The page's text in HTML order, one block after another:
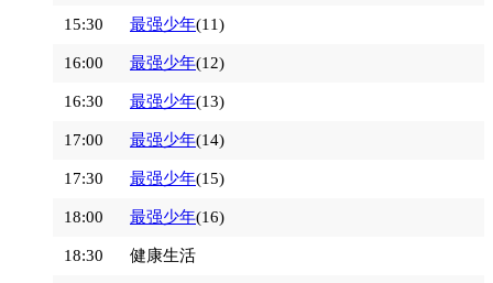
15:30 最强少年(11)
16:00 最强少年(12)
16:30 最强少年(13)
17:00 最强少年(14)
17:30 最强少年(15)
18:00 最强少年(16)
18:30 健康生活